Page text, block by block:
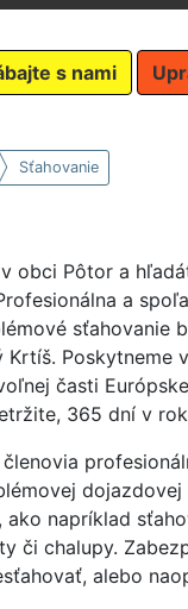
s nami
Sťahovanie
obci Pôtor a
a
sťahovanie
Poskytneme
časti
365 dní v
napríklad
či chalupy.
alebo